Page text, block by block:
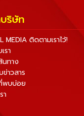
ริษัท
MEDIA ติดตามเราไว้!
รา
นทาง
ข่าวสาร
พบบ่อย
า